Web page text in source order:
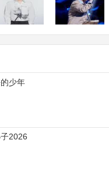
歌曲 。2009年，他涉足
年，推出个人单曲《拉
同名的单曲更是荣登新
年至2018年，他持续
年》等 ，还为《延禧攻略
的声音》 ，因此曲获年
2019年，获得“花房之夜”
剧《鬓边不是海棠红》作
加《2022湖南卫视中秋
中秋》 。2023年，他作
海报上 。2024年2月，参
节联欢晚会》，与“0713再
朋友》 ，以及参加中国网
少年
2026